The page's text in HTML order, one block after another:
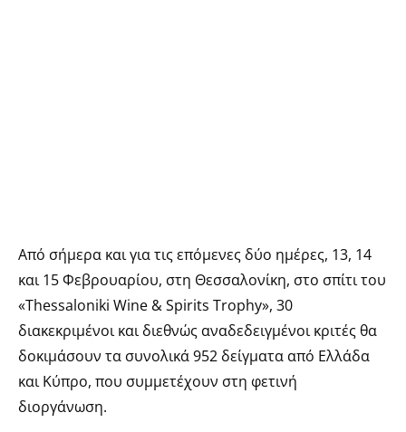
Από σήμερα και για τις επόμενες δύο ημέρες, 13, 14
και 15 Φεβρουαρίου, στη Θεσσαλονίκη, στο σπίτι του
«Thessaloniki Wine & Spirits Trophy», 30
διακεκριμένοι και διεθνώς αναδεδειγμένοι κριτές θα
δοκιμάσουν τα συνολικά 952 δείγματα από Ελλάδα
και Κύπρο, που συμμετέχουν στη φετινή
διοργάνωση.